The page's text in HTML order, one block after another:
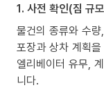
1. 사전 확인(짐 규
물건의 종류와 수
포장과 상차 계획
엘리베이터 유무,
니다.